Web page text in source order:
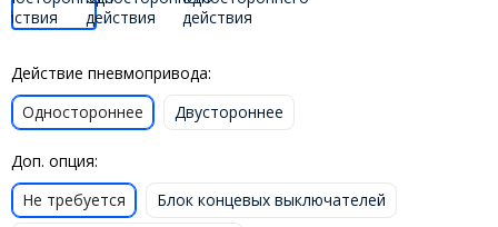
Действие пневмопривода:
Одностороннее
Двустороннее
Доп. опция:
Не требуется
Блок концевых выключателей